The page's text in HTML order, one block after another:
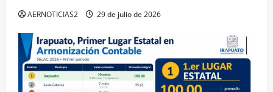
AERNOTICIAS2 29 de julio de 2026